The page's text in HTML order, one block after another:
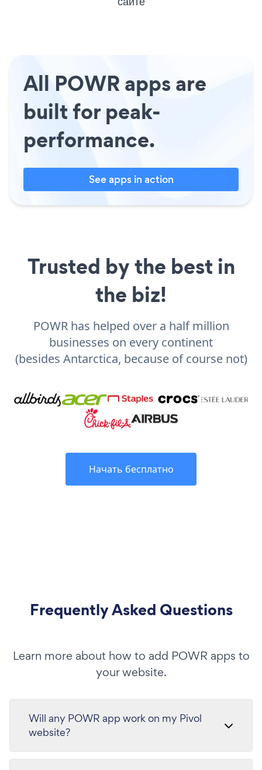
All POWR apps are
built for peak-
performance.
See apps in action
Trusted by the best in
the biz!
POWR has helped over a half million
businesses on every continent
(besides Antarctica, because of course not)
Начать бесплатно
Frequently Asked Questions
Learn more about how to add POWR apps to
your website.
Will any POWR app work on my Pivol
website?